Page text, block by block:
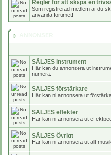
Regler för att skapa en
Som registrerad medlem är du
använda forumet!
SÄLJES instrument
Här kan du annonsera ut
numera.
SÄLJES förstärkare
Här kan ni annonsera ut
SÄLJES effekter
Här kan ni annonsera ut
SÄLJES Övrigt
Här kan ni annonsera ut allt